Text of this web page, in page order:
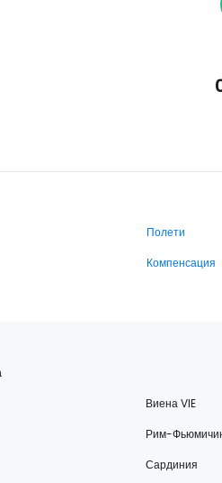
Полети
Компенсация
Виена VIE
Рим-
Сардиния